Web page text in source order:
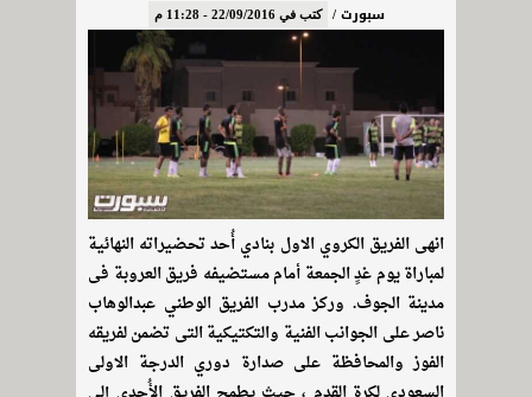
سبورت / كتب في 22/09/2016 - 11:28 م
انهى الفريق الكروي الاول بنادي أُحد تحضيراته النهائية
لمباراة يوم غدٍ الجمعة أمام مستضيفه فريق العروبة فى
مدينة الجوف. وركز مدرب الفريق الوطني عبدالوهاب
ناصر على الجوانب الفنية والتكتيكية التى تضمن لفريقه
الفوز والمحافظة على صدارة دوري الدرجة الاولى